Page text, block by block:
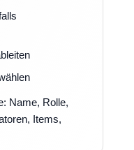
Name, Rolle,
Items,